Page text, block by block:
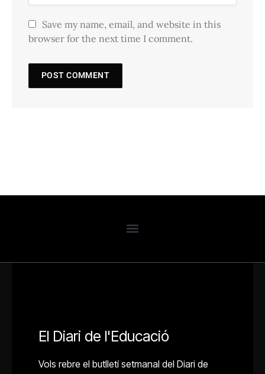
Save my name, email, and website in this
browser for the next time I comment.